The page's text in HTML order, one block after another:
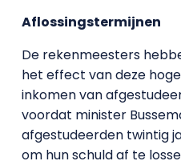
Aflossingstermijnen
De rekenmeesters
het effect van deze
inkomen van
voordat minister
afgestudeerden twintig
om hun schuld af te